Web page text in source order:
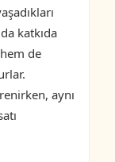
katkıda
de
aynı